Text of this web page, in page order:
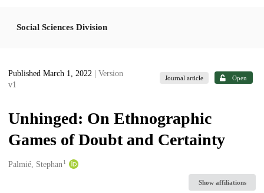
Social Sciences Division
Published March 1, 2022
| Version
v1
Journal article Open
Unhinged: On Ethnographic
Games of Doubt and Certainty
Creators
Palmié, Stephan1
Show affiliations